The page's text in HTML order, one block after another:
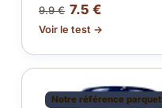
9.9 € 7.5 €
Voir le test →
Notre référence parquet